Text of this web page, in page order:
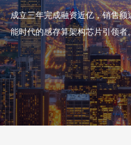
成立三年完成融资近亿，销售
能时代的感存算架构芯片引领者